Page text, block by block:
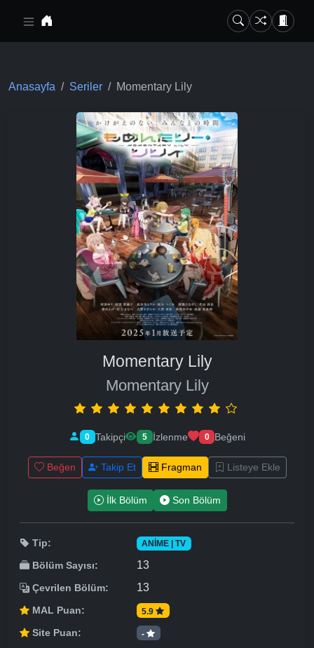
Anasayfa Seriler Momentary Lily
Momentary Lily
Momentary Lily
0 Takipçi 5 İzlenme 0 Beğeni
Beğen Takip Et Fragman Listeye Ekle
İlk Bölüm Son Bölüm
Tip: ANIME | TV
Bölüm Sayısı: 13
Çevrilen Bölüm: 13
MAL Puan: 5.9
Site Puan: -